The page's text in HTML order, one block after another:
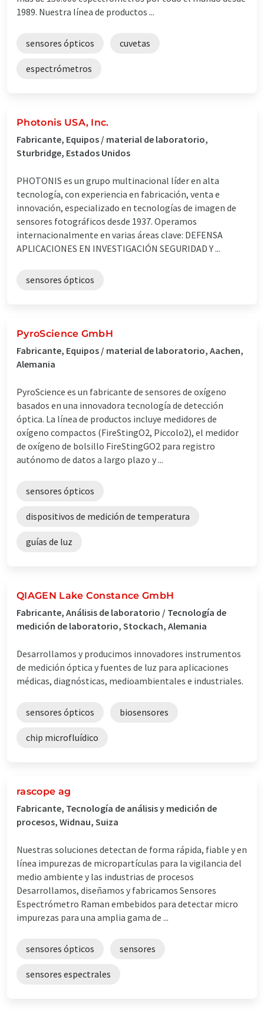
1989. Nuestra línea de productos ...
sensores ópticos cuvetas
espectrómetros
Photonis USA, Inc.
Fabricante, Equipos / material de laboratorio,
Sturbridge, Estados Unidos
PHOTONIS es un grupo multinacional líder en alta
tecnología, con experiencia en fabricación, venta e
innovación, especializado en tecnologías de imagen de
sensores fotográficos desde 1937. Operamos
internacionalmente en varias áreas clave: DEFENSA
APLICACIONES EN INVESTIGACIÓN SEGURIDAD Y ...
sensores ópticos
PyroScience GmbH
Fabricante, Equipos / material de laboratorio, Aachen,
Alemania
PyroScience es un fabricante de sensores de oxígeno
basados en una innovadora tecnología de detección
óptica. La línea de productos incluye medidores de
oxígeno compactos (FireStingO2, Piccolo2), el medidor
de oxígeno de bolsillo FireStingGO2 para registro
autónomo de datos a largo plazo y ...
sensores ópticos
dispositivos de medición de temperatura
guías de luz
QIAGEN Lake Constance GmbH
Fabricante, Análisis de laboratorio / Tecnología de
medición de laboratorio, Stockach, Alemania
Desarrollamos y producimos innovadores instrumentos
de medición óptica y fuentes de luz para aplicaciones
médicas, diagnósticas, medioambientales e industriales.
sensores ópticos biosensores
chip microfluídico
rascope ag
Fabricante, Tecnología de análisis y medición de
procesos, Widnau, Suiza
Nuestras soluciones detectan de forma rápida, fiable y en
línea impurezas de micropartículas para la vigilancia del
medio ambiente y las industrias de procesos
Desarrollamos, diseñamos y fabricamos Sensores
Espectrómetro Raman embebidos para detectar micro
impurezas para una amplia gama de ...
sensores ópticos sensores
sensores espectrales